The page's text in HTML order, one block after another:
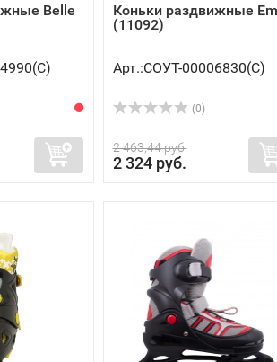
Belle
Коньки раздвижные
(11092)
Арт.:СОУТ-00006830(C)
(0)
2 463,44 руб.
2 324 руб.